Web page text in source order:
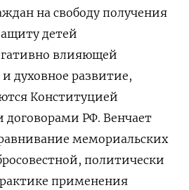
на свободу получения
детей
влияющей
духовное развитие,
Конституцией
РФ. Венчает
мемориальских
политически
применения